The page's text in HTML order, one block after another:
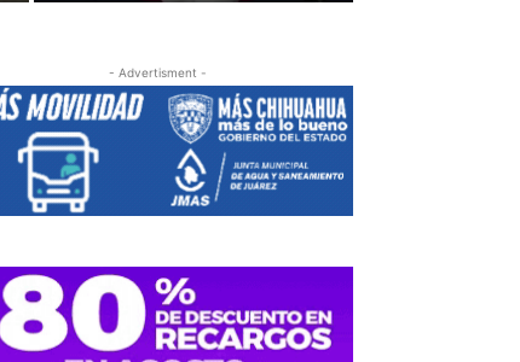
- Advertisment -